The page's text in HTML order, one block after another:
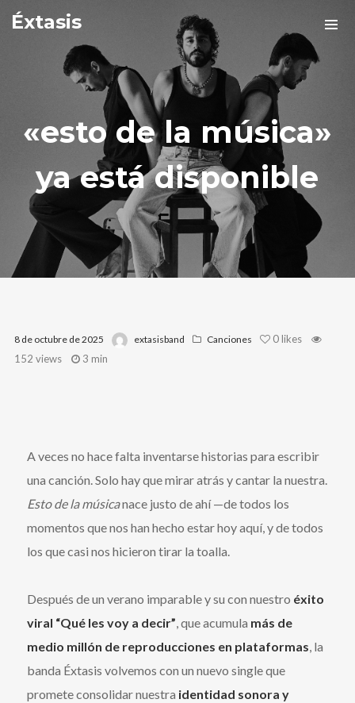
Éxtasis
«esto de la música»
ya está disponible
8 de octubre de 2025 extasisband Canciones 0 likes
152 views
3 min
A veces no hace falta inventarse historias para escribir
una canción. Solo hay que mirar atrás y cantar la nuestra.
Esto de la músicanace justo de ahí —de todos los
momentos que nos han hecho estar hoy aquí, y de todos
los que casi nos hicieron tirar la toalla.
Después de un verano imparable y su con nuestro éxito
viral “Qué les voy a decir”, que acumula más de
medio millón de reproducciones en plataformas, la
banda Éxtasis volvemos con un nuevo single que
promete consolidar nuestra identidad sonora y